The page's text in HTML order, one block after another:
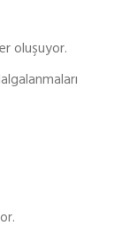
oluşuyor.